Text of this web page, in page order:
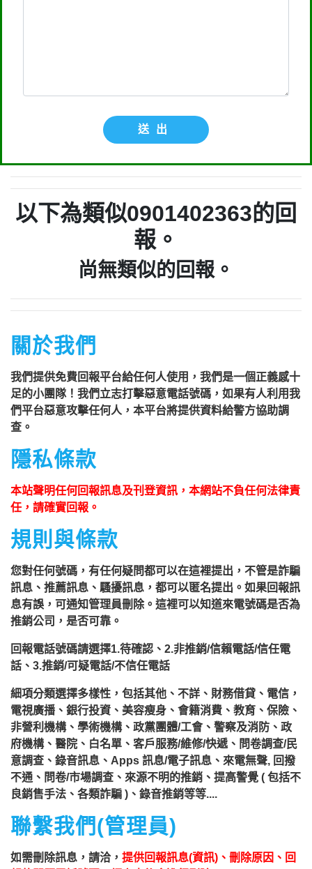
送出
以下為類似0901402363的回
報。
尚無類似的回報。
關於我們
我們提供免費回報平台給任何人使用，我們是一個正義感十
足的小團隊！我們立志打擊惡意電話號碼，如果有人利用我
們平台惡意攻擊任何人，本平台將提供資料給警方協助調
查。
隱私條款
本站聲明任何回報訊息及刊登資訊，本網站不負任何法律責
任，請確實回報。
規則與條款
您對任何號碼，有任何疑問都可以在這裡提出，不管是詐騙
訊息、推薦訊息、騷擾訊息，都可以匿名提出。如果回報訊
息有誤，可通知管理員刪除。這裡可以知道來電號碼是否為
推銷公司，是否可靠。
回報電話號碼請選擇1.待確認、2.非推銷/信賴電話/信任電
話、3.推銷/可疑電話/不信任電話
細項分類選擇多樣性，包括其他、不詳、財務借貸、電信，
電視廣播、銀行投資、美容瘦身、會籍消費、教育、保險、
非營利機構、學術機構、政黨團體/工會、警察及消防、政
府機構、醫院、白名單、客戶服務/維修/快遞、問卷調查/民
意調查、錄音訊息、Apps 訊息/電子訊息、來電無聲, 回撥
不通、問卷/市場調查、來源不明的推銷、提高警覺 ( 包括不
良銷售手法、各類詐騙 )、錄音推銷等等....
聯繫我們(管理員)
如需刪除訊息，請洽， 提供回報訊息(資訊)、刪除原因、回